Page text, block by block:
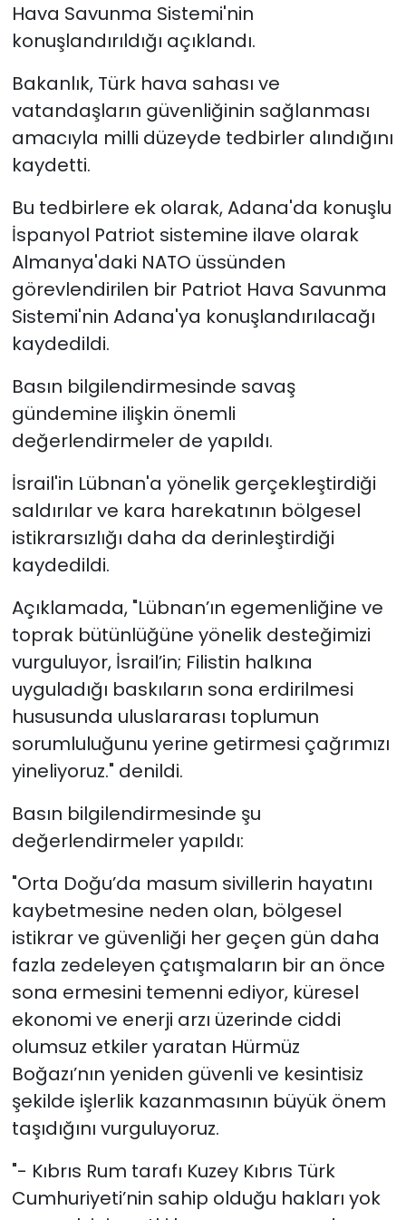
Hava Savunma Sistemi'nin
konuşlandırıldığı açıklandı.
Bakanlık, Türk hava sahası ve
vatandaşların güvenliğinin sağlanması
amacıyla milli düzeyde tedbirler alındığını
kaydetti.
Bu tedbirlere ek olarak, Adana'da konuşlu
İspanyol Patriot sistemine ilave olarak
Almanya'daki NATO üssünden
görevlendirilen bir Patriot Hava Savunma
Sistemi'nin Adana'ya konuşlandırılacağı
kaydedildi.
Basın bilgilendirmesinde savaş
gündemine ilişkin önemli
değerlendirmeler de yapıldı.
İsrail'in Lübnan'a yönelik gerçekleştirdiği
saldırılar ve kara harekatının bölgesel
istikrarsızlığı daha da derinleştirdiği
kaydedildi.
Açıklamada, "Lübnan’ın egemenliğine ve
toprak bütünlüğüne yönelik desteğimizi
vurguluyor, İsrail’in; Filistin halkına
uyguladığı baskıların sona erdirilmesi
hususunda uluslararası toplumun
sorumluluğunu yerine getirmesi çağrımızı
yineliyoruz." denildi.
Basın bilgilendirmesinde şu
değerlendirmeler yapıldı:
"Orta Doğu’da masum sivillerin hayatını
kaybetmesine neden olan, bölgesel
istikrar ve güvenliği her geçen gün daha
fazla zedeleyen çatışmaların bir an önce
sona ermesini temenni ediyor, küresel
ekonomi ve enerji arzı üzerinde ciddi
olumsuz etkiler yaratan Hürmüz
Boğazı’nın yeniden güvenli ve kesintisiz
şekilde işlerlik kazanmasının büyük önem
taşıdığını vurguluyoruz.
"- Kıbrıs Rum tarafı Kuzey Kıbrıs Türk
Cumhuriyeti’nin sahip olduğu hakları yok